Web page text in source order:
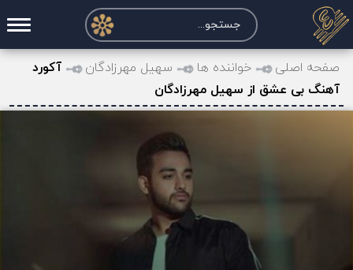
صفحه اصلی
درخواست آکورد
نت و تبلچر
تماس با ما
حساب کاربری
صفحه اصلی خواننده ها سهیل مهرزادگان
آکورد
آهنگ بی عشق از سهیل مهرزادگان